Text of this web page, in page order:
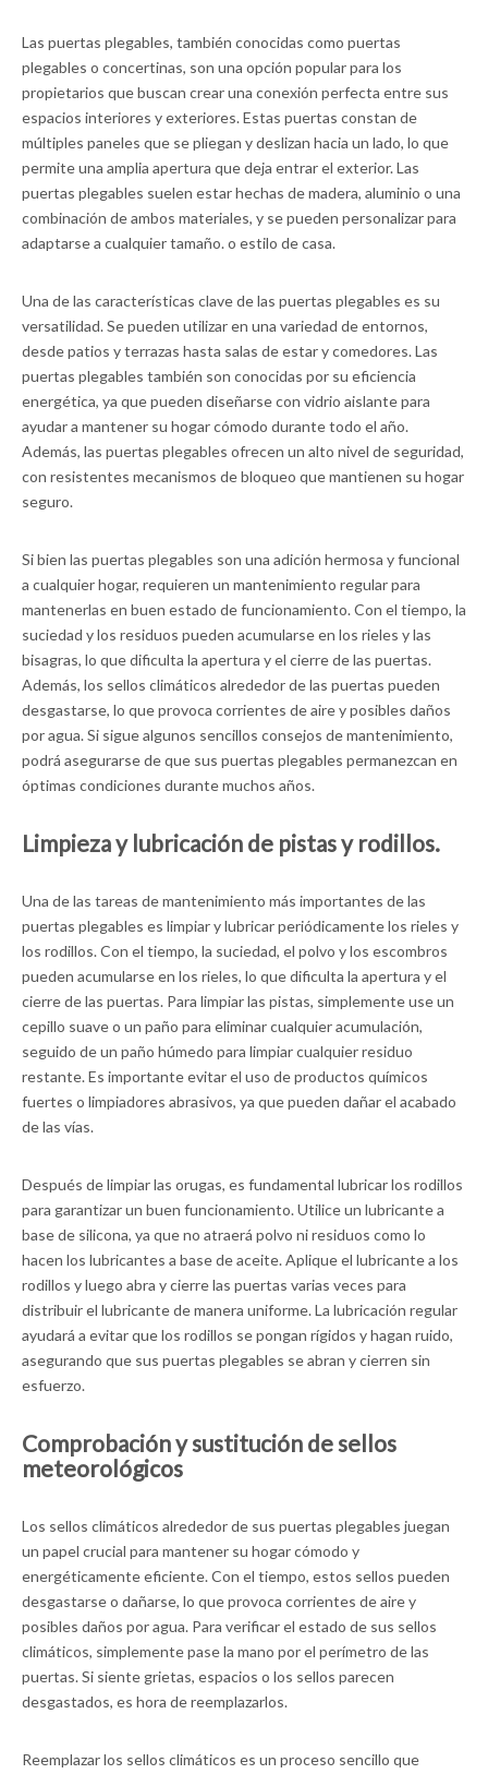
Las puertas plegables, también conocidas como puertas
plegables o concertinas, son una opción popular para los
propietarios que buscan crear una conexión perfecta entre sus
espacios interiores y exteriores. Estas puertas constan de
múltiples paneles que se pliegan y deslizan hacia un lado, lo que
permite una amplia apertura que deja entrar el exterior. Las
puertas plegables suelen estar hechas de madera, aluminio o una
combinación de ambos materiales, y se pueden personalizar para
adaptarse a cualquier tamaño. o estilo de casa.
Una de las características clave de las puertas plegables es su
versatilidad. Se pueden utilizar en una variedad de entornos,
desde patios y terrazas hasta salas de estar y comedores. Las
puertas plegables también son conocidas por su eficiencia
energética, ya que pueden diseñarse con vidrio aislante para
ayudar a mantener su hogar cómodo durante todo el año.
Además, las puertas plegables ofrecen un alto nivel de seguridad,
con resistentes mecanismos de bloqueo que mantienen su hogar
seguro.
Si bien las puertas plegables son una adición hermosa y funcional
a cualquier hogar, requieren un mantenimiento regular para
mantenerlas en buen estado de funcionamiento. Con el tiempo, la
suciedad y los residuos pueden acumularse en los rieles y las
bisagras, lo que dificulta la apertura y el cierre de las puertas.
Además, los sellos climáticos alrededor de las puertas pueden
desgastarse, lo que provoca corrientes de aire y posibles daños
por agua. Si sigue algunos sencillos consejos de mantenimiento,
podrá asegurarse de que sus puertas plegables permanezcan en
óptimas condiciones durante muchos años.
Limpieza y lubricación de pistas y rodillos.
Una de las tareas de mantenimiento más importantes de las
puertas plegables es limpiar y lubricar periódicamente los rieles y
los rodillos. Con el tiempo, la suciedad, el polvo y los escombros
pueden acumularse en los rieles, lo que dificulta la apertura y el
cierre de las puertas. Para limpiar las pistas, simplemente use un
cepillo suave o un paño para eliminar cualquier acumulación,
seguido de un paño húmedo para limpiar cualquier residuo
restante. Es importante evitar el uso de productos químicos
fuertes o limpiadores abrasivos, ya que pueden dañar el acabado
de las vías.
Después de limpiar las orugas, es fundamental lubricar los rodillos
para garantizar un buen funcionamiento. Utilice un lubricante a
base de silicona, ya que no atraerá polvo ni residuos como lo
hacen los lubricantes a base de aceite. Aplique el lubricante a los
rodillos y luego abra y cierre las puertas varias veces para
distribuir el lubricante de manera uniforme. La lubricación regular
ayudará a evitar que los rodillos se pongan rígidos y hagan ruido,
asegurando que sus puertas plegables se abran y cierren sin
esfuerzo.
Comprobación y sustitución de sellos
meteorológicos
Los sellos climáticos alrededor de sus puertas plegables juegan
un papel crucial para mantener su hogar cómodo y
energéticamente eficiente. Con el tiempo, estos sellos pueden
desgastarse o dañarse, lo que provoca corrientes de aire y
posibles daños por agua. Para verificar el estado de sus sellos
climáticos, simplemente pase la mano por el perímetro de las
puertas. Si siente grietas, espacios o los sellos parecen
desgastados, es hora de reemplazarlos.
Reemplazar los sellos climáticos es un proceso sencillo que